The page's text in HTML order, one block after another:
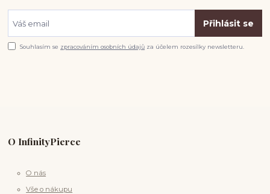
Přihlásit se
Souhlasím se zpracováním osobních údajů za účelem rozesílky newsletteru.
O InfinityPierce
O nás
Vše o nákupu